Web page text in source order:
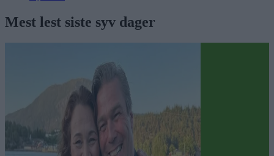
Mest lest siste syv dager